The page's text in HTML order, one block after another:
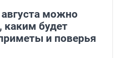
можно
каким будет
и поверья